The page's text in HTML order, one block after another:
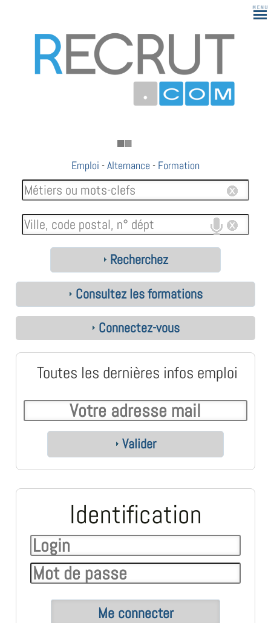
183
Emploi -Alternance - Formation
Recherchez
Consultez les formations
Connectez-vous
Toutes les dernières infos emploi
Valider
Identification